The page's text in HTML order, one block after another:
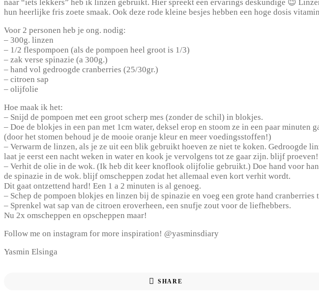
naar “iets lekkers” heb ik linzen gebruikt. Hier spreekt een ervarings deskundige 😉
hun heerlijke fris zoete smaak. Ook deze rode kleine besjes hebben een hoge dosis
Voor 2 personen heb je ong. nodig:
– 300g. linzen
– 1/2 flespompoen (als de pompoen heel groot is 1/3)
– zak verse spinazie (a 300g.)
– hand vol gedroogde cranberries (25/30gr.)
– citroen sap
– olijfolie
Hoe maak ik het:
– Snijd de pompoen met een groot scherp mes (zonder de schil) in blokjes.
– Doe de blokjes in een pan met 1cm water, deksel erop en stoom ze in een paar minuten
(door het stomen behoud je de mooie oranje kleur en meer voedingsstoffen!)
– Verwarm de linzen, als je ze uit een blik gebruikt hoeven ze niet te koken. Gedroogde
laat je eerst een nacht weken in water en kook je vervolgens tot ze gaar zijn. blijf proeven!
– Verhit de olie in de wok. (Ik heb dit keer knoflook olijfolie gebruikt.) Doe hand voor
de spinazie in de wok. blijf omscheppen zodat het allemaal even kort verhit wordt.
Dit gaat ontzettend hard! Een 1 a 2 minuten is al genoeg.
– Schep de pompoen blokjes en linzen bij de spinazie en voeg een grote hand cranberries
– Sprenkel wat sap van de citroen eroverheen, een snufje zout voor de liefhebbers.
Nu 2x omscheppen en opscheppen maar!
Follow me on instagram for more inspiration! @yasminsdiary
Yasmin Elsinga
SHARE